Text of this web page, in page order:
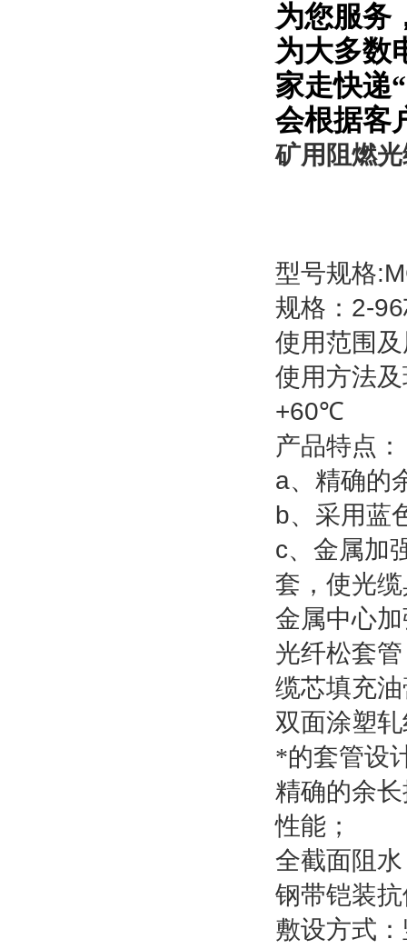
为您服务
为大多数
家走快递
会根据客
矿用阻燃
型号规格
规格： 2-96
使用范围
使用方法
+60℃
产品特点：
a、精确的
b、采用蓝
c、金属加
套，使光
金属中心
光纤松套
缆芯填充
双面涂塑
*的套管设
精确的余
性能；
全截面阻
钢带铠装
敷设方式